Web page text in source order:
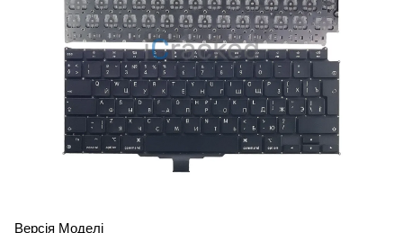
Версія Моделі